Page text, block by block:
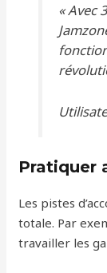
« Avec
Pratiquer
Les pistes
totale. Par
travailler les